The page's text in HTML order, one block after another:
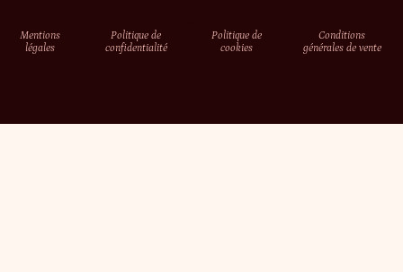
Mentions
légales
Politique de
confidentialité
Politique de
cookies
Conditions
générales de vente